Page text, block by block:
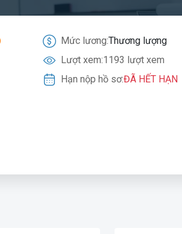
Mức lương:Thương lượng
Lượt xem:1193 lượt xem
Hạn nộp hồ sơ:ĐÃ HẾT HẠN